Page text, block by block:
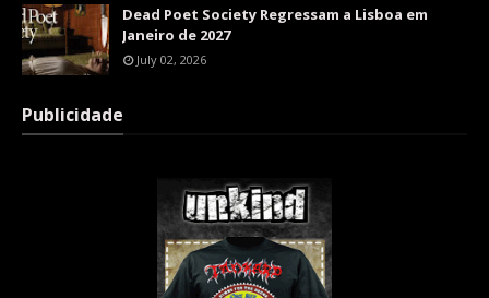
Dead Poet Society Regressam a Lisboa em
Janeiro de 2027
July 02, 2026
Publicidade